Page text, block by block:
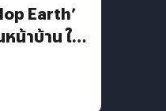
Earth’
น้าบ้าน ให้